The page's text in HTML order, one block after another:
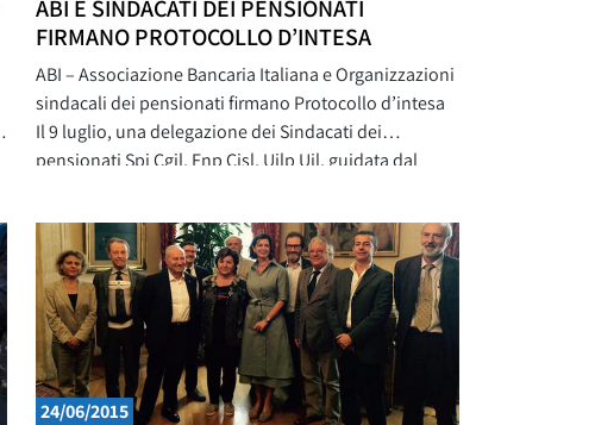
ABI E SINDACATI DEI PENSIONATI
FIRMANO PROTOCOLLO D’INTESA
ABI – Associazione Bancaria Italiana e Organizzazioni
sindacali dei pensionati firmano Protocollo d’intesa
Il 9 luglio, una delegazione dei Sindacati dei
pensionati Spi Cgil, Fnp Cisl, Uilp Uil, guidata dal
Segretari nazionali Spi e Fnp Ivan Pedretti e Patrizia
Volponi, si è incontrata con il Direttore generale
dell’Associazione bancaria italiana
24/06/2015